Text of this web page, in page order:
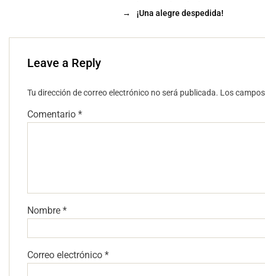
→
¡Una alegre despedida!
Leave a Reply
Tu dirección de correo electrónico no será publicada. Los
Comentario *
Nombre *
Correo electrónico *